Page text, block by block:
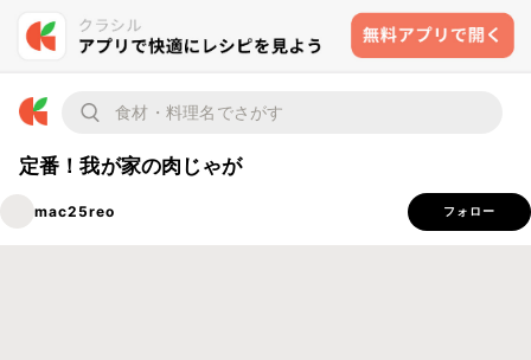
定番！我が家の肉じゃが
mac25reo フォロー